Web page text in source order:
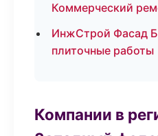
Коммерческий
ИнжСтрой Фасад
плиточные работы
Компании в